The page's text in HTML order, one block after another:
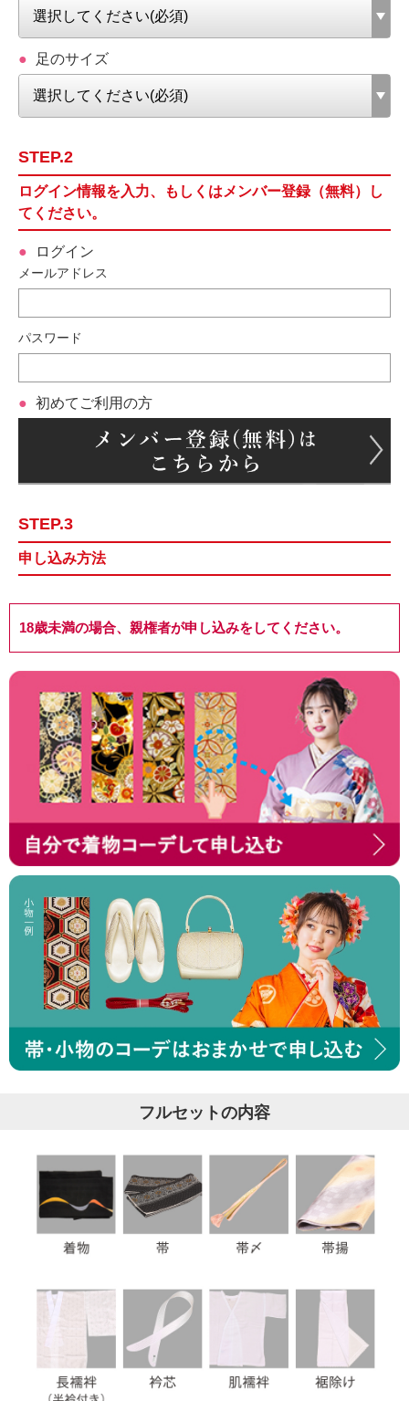
足のサイズ
STEP.2
ログイン情報を入力、もしくはメンバー登録（無料）し
てください。
ログイン
メールアドレス
パスワード
初めてご利用の方
STEP.3
申し込み方法
18歳未満の場合、親権者が申し込みをしてください。
フルセットの内容